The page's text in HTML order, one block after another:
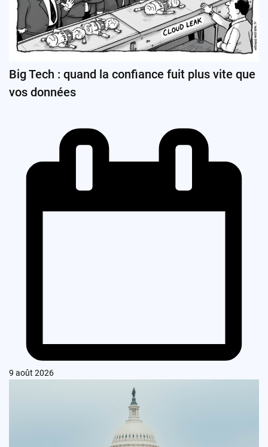
Big Tech : quand la confiance fuit plus vite que
vos données
9 août 2026